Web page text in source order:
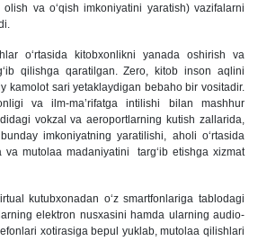
va o‘qish imkoniyatini yaratish) vazifalarni
o‘rtasida kitobxonlikni yanada oshirish va
qilishga qaratilgan. Zero, kitob inson aqlini
kamolot sari yetaklaydigan bebaho bir vositadir.
va ilm-ma’rifatga intilishi bilan mashhur
vokzal va aeroportlarning kutish zallarida,
imkoniyatning yaratilishi, aholi o‘rtasida
va mutolaa madaniyatini targ‘ib etishga xizmat
kutubxonadan o‘z smartfonlariga tablodagi
elektron nusxasini hamda ularning audio-
xotirasiga bepul yuklab, mutolaa qilishlari